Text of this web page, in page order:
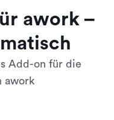
awork –
Add-on für die
awork